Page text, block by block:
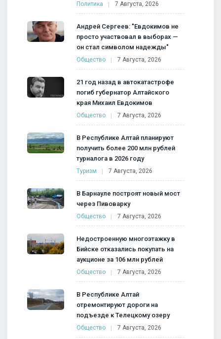
Политика 7 Августа, 2026
Андрей Сергеев: "Евдокимов не
просто участвовал в выборах —
он стал символом надежды"
Общество 7 Августа, 2026
21 год назад в автокатастрофе
погиб губернатор Алтайского
края Михаил Евдокимов
Общество 7 Августа, 2026
В Республике Алтай планируют
получить более 200 млн рублей
турналога в 2026 году
Туризм 7 Августа, 2026
В Барнауле построят новый мост
через Пивоварку
Общество 7 Августа, 2026
Недостроенную многоэтажку в
Бийске отказались покупать на
аукционе за 106 млн рублей
Общество 7 Августа, 2026
В Республике Алтай
отремонтируют дороги на
подъезде к Телецкому озеру
Общество 7 Августа, 2026